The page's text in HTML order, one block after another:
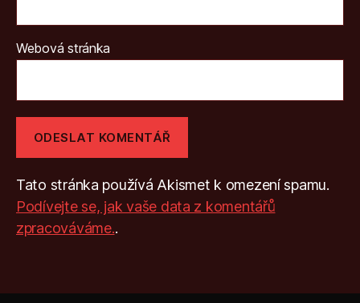
Webová stránka
Tato stránka používá Akismet k omezení spamu.
Podívejte se, jak vaše data z komentářů
zpracováváme..